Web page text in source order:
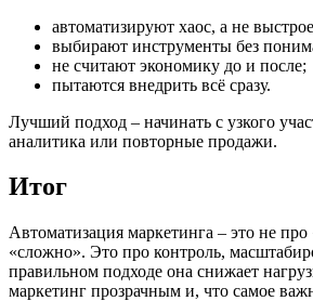
автоматизируют хаос, а не
выбирают инструменты без
не считают экономику до и после;
пытаются внедрить всё сразу.
Лучший подход – начинать с узкого
аналитика или повторные продажи.
Итог
Автоматизация маркетинга – это не
«сложно». Это про контроль,
правильном подходе она снижает
маркетинг прозрачным и, что самое